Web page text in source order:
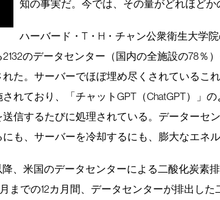
知の事実だ。今では、その量がどれほどか
ハーバード・T・H・チャン公衆衛生大学
2132のデータセンター（国内の全施設の78％
れた。サーバーでほぼ埋め尽くされているこ
れており、「チャットGPT（ChatGPT）」
送信するたびに処理されている。データーセ
も、サーバーを冷却するにも、膨大なエネ
降、米国のデータセンターによる二酸化炭素
までの12カ月間、データセンターが排出した